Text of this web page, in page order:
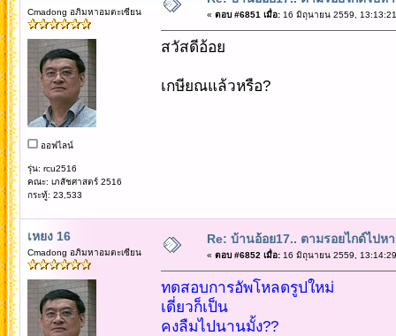
Cmadong อภิมหาอมตะเซียน
ออฟไลน์
รุ่น: rcu2516
คณะ: เภสัชศาสตร์ 2516
กระทู้: 23,533
« ตอบ #6851 เมื่อ:16 มิถุนายน 2559,
สวัสดีอ้อย
เกษียณแล้วหรือ?
เหยง 16
Cmadong อภิมหาอมตะเซียน
Re: บ้านอ้อย17.. ตามรอยไกด์ไปห
« ตอบ #6852 เมื่อ:16 มิถุนายน 2559,
ทดสอบการอัพโหลดรูปใหม่
เดี่ยวก็เป็น
คงลืมไปนานมั้ง??